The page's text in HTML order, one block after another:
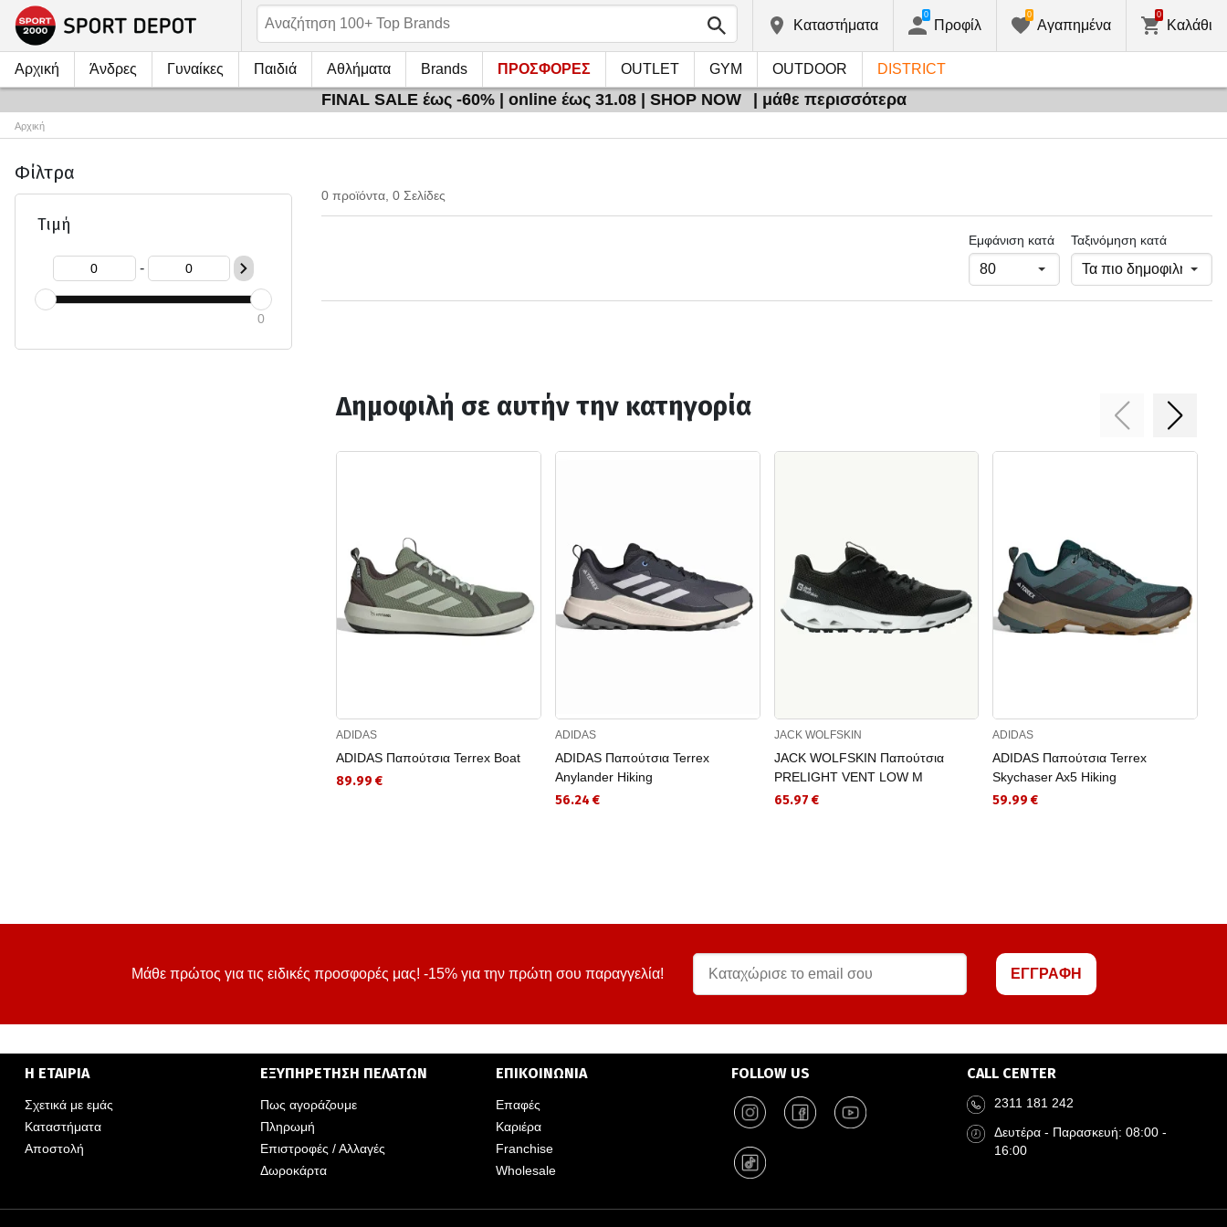
Kαταστήματα Προφίλ
0
Αγαπημένα
0
Καλάθι
0
Αρχική Άνδρες Γυναίκες Παιδιά Αθλήματα Brands ΠΡΟΣΦΟΡΕΣ OUTLET GYM OUTDOOR DISTRICT
FINAL SALE έως -60% | online έως 31.08 | SHOP NOW | μάθε περισσότερα
Αρχική
Φίλτρα
Τιμή
-
0
0 προϊόντα, 0 Σελίδες
Εμφάνιση κατά Ταξινόμηση κατά
Δημοφιλή σε αυτήν την κατηγορία
ADIDAS
ADIDAS Παπούτσια Terrex Boat
89.99 €
ADIDAS
ADIDAS Παπούτσια Terrex
Anylander Hiking
56.24 €
JACK WOLFSKIN
JACK WOLFSKIN Παπούτσια
PRELIGHT VENT LOW M
65.97 €
ADIDAS
ADIDAS Παπούτσια Terrex
Skychaser Ax5 Hiking
59.99 €
Μάθε πρώτος για τις ειδικές προσφορές μας! -15% για την πρώτη σου παραγγελία! ΕΓΓΡΑΦΗ
Η ΕΤΑΙΡΙΑ
Σχετικά με εμάς
Καταστήματα
Αποστολή
ΕΞΥΠΗΡΕΤΗΣΗ ΠΕΛΑΤΩΝ
Πως αγοράζουμε
Πληρωμή
Επιστροφές / Αλλαγές
Δωροκάρτα
ΕΠΙΚΟΙΝΩΝΙΑ
Επαφές
Καριέρα
Franchise
Wholesale
FOLLOW US CALL CENTER
2311 181 242
Δευτέρα - Παρασκευή: 08:00 -
16:00